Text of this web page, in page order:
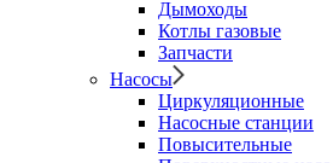
Дымоходы
Котлы газовые
Запчасти
Насосы
Циркуляционные
Насосные станции
Повысительные